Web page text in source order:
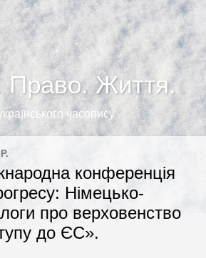
Право. Життя.
часопису
конференція
Німецько-
про верховенство
до ЄС».